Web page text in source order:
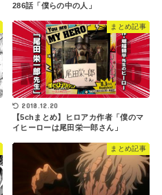
286話「僕らの中の人」
まとめ記事
2018.12.20
【5chまとめ】ヒロアカ作者「僕のマ
イヒーローは尾田栄一郎さん」
まとめ記事